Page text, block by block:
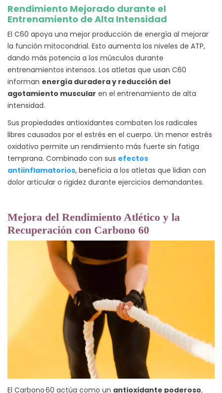
Rendimiento Mejorado durante el
Entrenamiento de Alta Intensidad
El C60 apoya una mejor producción de energía al mejorar
la función mitocondrial. Esto aumenta los niveles de ATP,
dando más potencia a los músculos durante
entrenamientos intensos. Los atletas que usan C60
informan energía duradera y reducción del
agotamiento muscular en el entrenamiento de alta
intensidad.
Sus propiedades antioxidantes combaten los radicales
libres causados por el estrés en el cuerpo. Un menor estrés
oxidativo permite un rendimiento más fuerte sin fatiga
temprana. Combinado con sus efectos
antiinflamatorios, beneficia a los atletas que lidian con
dolor articular o rigidez durante ejercicios demandantes.
Mejora del Rendimiento Atlético y la
Recuperación con Carbono 60
El Carbono 60 actúa como un antioxidante poderoso,